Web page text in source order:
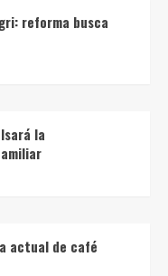
reforma busca
la
actual de café